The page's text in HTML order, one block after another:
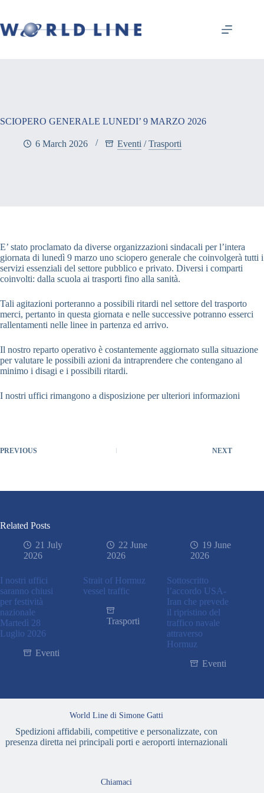
SCIOPERO GENERALE LUNEDI’ 9 MARZO 2026
6 March 2026 Eventi /Trasporti
E’ stato proclamato da diverse organizzazioni sindacali per l’intera
giornata di lunedì 9 marzo uno sciopero generale che coinvolgerà tutti i
servizi essenziali del settore pubblico e privato. Diversi i comparti
coinvolti: dalla scuola ai trasporti fino alla sanità.
Tali agitazioni porteranno a possibili ritardi nel settore del trasporto
merci, pertanto in questa giornata e nelle successive potranno esserci
rallentamenti nelle linee in partenza ed arrivo.
Il nostro reparto operativo è costantemente aggiornato sulla situazione
per valutare le possibili azioni da intraprendere che contengano al
minimo i disagi e i possibili ritardi.
I nostri uffici rimangono a disposizione per ulteriori informazioni
PREVIOUS NEXT
Related Posts
21 July
2026
I nostri uffici
saranno chiusi
per festività
nazionale
Martedì 28
Luglio 2026
Eventi
22 June
2026
Strait of Hormuz
vessel traffic
Trasporti
19 June
2026
Sottoscritto
l’accordo USA-
Iran che prevede
il ripristino del
traffico navale
attraverso
Hormuz
Eventi
World Line di Simone Gatti
Spedizioni affidabili, competitive e personalizzate, con
presenza diretta nei principali porti e aeroporti internazionali
Chiamaci